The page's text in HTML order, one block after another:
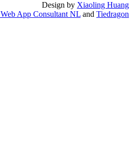
Design by Xiaoling Huang
Web App Consultant NL and Tiedragon